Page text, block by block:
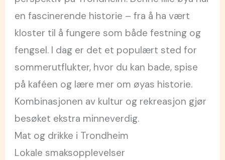
en fascinerende historie – fra å ha vært
kloster til å fungere som både festning og
fengsel. I dag er det et populært sted for
sommerutflukter, hvor du kan bade, spise
på kaféen og lære mer om øyas historie.
Kombinasjonen av kultur og rekreasjon gjør
besøket ekstra minneverdig.
Mat og drikke i Trondheim
Lokale smaksopplevelser